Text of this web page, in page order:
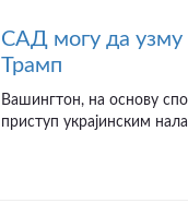
САД могу да узму
Трамп
Вашингтон, на основу
приступ украјинским